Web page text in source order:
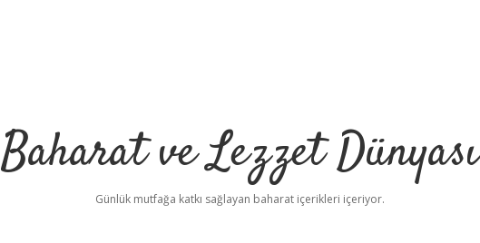
Baharat ve Lezzet Dünyası
Günlük mutfağa katkı sağlayan baharat içerikleri içeriyor.